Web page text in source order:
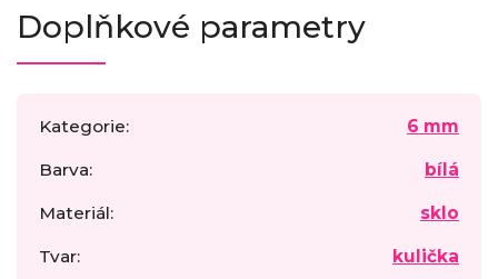
Doplňkové parametry
Kategorie: 6 mm
Barva: bílá
Materiál: sklo
Tvar: kulička